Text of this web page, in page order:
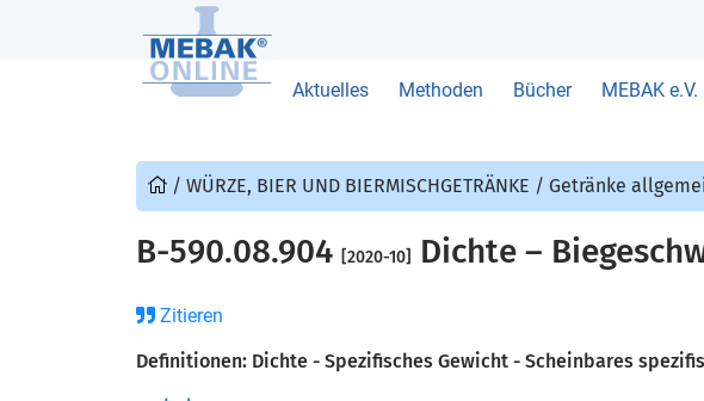
Aktuelles Methoden Bücher MEBAK e.V.
/ WÜRZE, BIER UND BIERMISCHGETRÄNKE / Getränke
B-590.08.904 [2020-10] Dichte –
Zitieren
Definitionen: Dichte - Spezifisches Gewicht - Scheinbares